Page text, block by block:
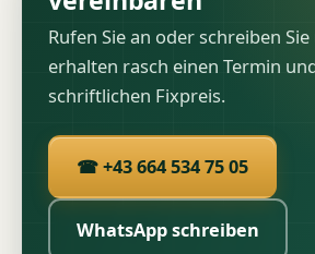
Rufen Sie an oder schreiben Sie
erhalten rasch einen Termin
schriftlichen Fixpreis.
☎ +43 664 534 75 05
WhatsApp schreiben